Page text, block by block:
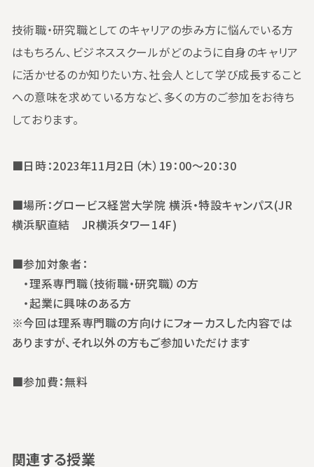
技術職・研究職としてのキャリアの歩み方に悩んでいる方
はもちろん、ビジネススクールがどのように自身のキャリア
に活かせるのか知りたい方、社会人として学び成長すること
への意味を求めている方など、多くの方のご参加をお待ち
しております。
■日時：2023年11月2日（木）19：00～20：30
■場所：グロービス経営大学院 横浜・特設キャンパス(JR
横浜駅直結 JR横浜タワー14F)
■参加対象者：
・理系専門職（技術職・研究職）の方
・起業に興味のある方
※今回は理系専門職の方向けにフォーカスした内容では
ありますが、それ以外の方もご参加いただけます
■参加費：無料
関連する授業